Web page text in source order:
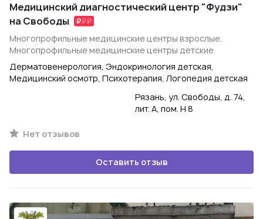
Медицинский диагностический центр "Фудзи"
на Свободы
Многопрофильные медицинские центры взрослые,
Многопрофильные медицинские центры детские
Дерматовенерология, Эндокринология детская,
Медицинский осмотр, Психотерапия, Логопедия детская
Рязань, ул. Свободы, д. 74,
лит. А, пом. Н 8
Нет отзывов
Оставить отзыв